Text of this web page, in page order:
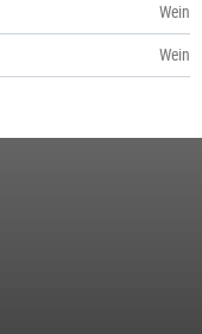
Wein
Wein